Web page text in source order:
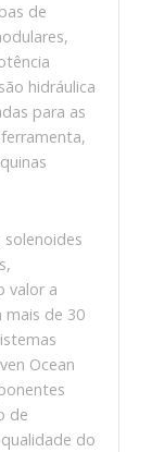
de
hidráulica
para as
solenoides
valor a
mais de 30
Ocean
de
do